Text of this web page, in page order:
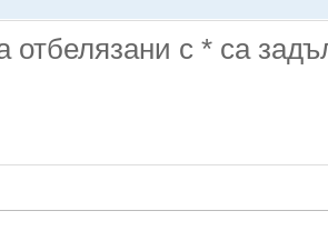
отбелязани с * са